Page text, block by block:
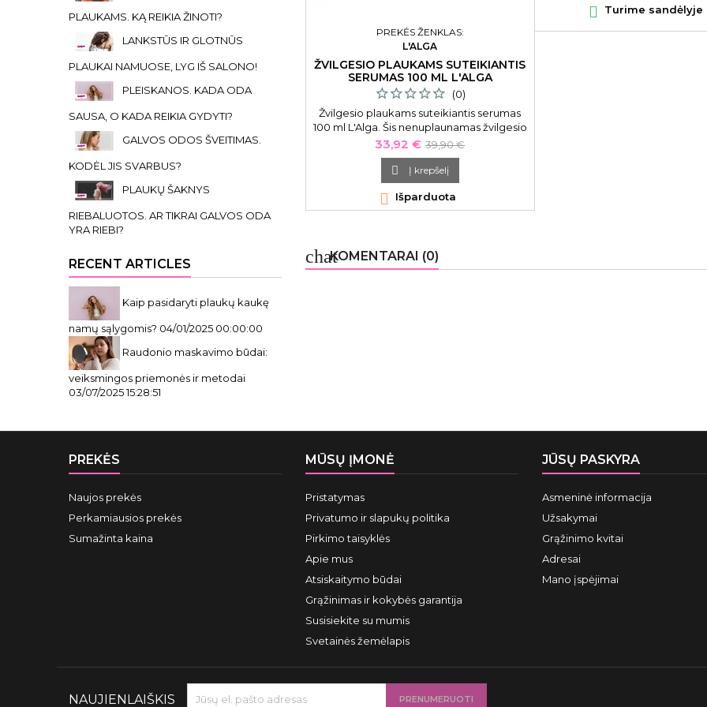
PLAUKAMS. KĄ REIKIA ŽINOTI?
LANKSTŪS IR GLOTNŪS
PLAUKAI NAMUOSE, LYG IŠ SALONO!
PLEISKANOS. KADA ODA
SAUSA, O KADA REIKIA GYDYTI?
GALVOS ODOS ŠVEITIMAS.
KODĖL JIS SVARBUS?
PLAUKŲ ŠAKNYS
RIEBALUOTOS. AR TIKRAI GALVOS ODA
YRA RIEBI?
RECENT ARTICLES
Kaip pasidaryti plaukų kaukę
namų sąlygomis? 04/01/2025 00:00:00
Raudonio maskavimo būdai:
veiksmingos priemonės ir metodai
03/07/2025 15:28:51
PREKĖS ŽENKLAS:
L'ALGA
ŽVILGESIO PLAUKAMS SUTEIKIANTIS
SERUMAS 100 ML L'ALGA
(0)
Žvilgesio plaukams suteikiantis serumas
100 ml L'Alga. Šis nenuplaunamas žvilgesio
plaukams suteikiantis serumas skirtas visų
tipų ploniems plaukams. Lengvos
konsistencijos, didina plaukų apimtį jų
neapsunkindamas ir neleisdamas šiauštis.
Kaina
33,92 € Bazinė
kaina
39,90 €
 Į krepšelį
 Išparduota
 Turime sandėlyje
chatKOMENTARAI (0)
PREKĖS
Naujos prekės
Perkamiausios prekės
Sumažinta kaina
MŪSŲ ĮMONĖ
Pristatymas
Privatumo ir slapukų politika
Pirkimo taisyklės
Apie mus
Atsiskaitymo būdai
Grąžinimas ir kokybės garantija
Susisiekite su mumis
Svetainės žemėlapis
JŪSŲ PASKYRA
Asmeninė informacija
Užsakymai
Grąžinimo kvitai
Adresai
Mano įspėjimai
NAUJIENLAIŠKIS